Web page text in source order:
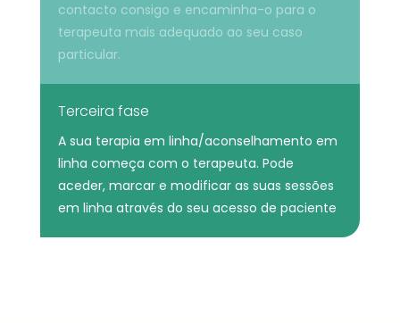
contacto consigo e encaminha-o para o
terapeuta mais adequado ao seu caso
particular.
Terceira fase
A sua terapia em linha/aconselhamento em
linha começa com o terapeuta. Pode
aceder, marcar e modificar as suas sessões
em linha através do seu acesso de paciente